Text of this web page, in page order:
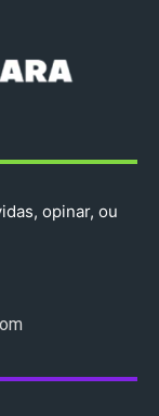
opinar, ou